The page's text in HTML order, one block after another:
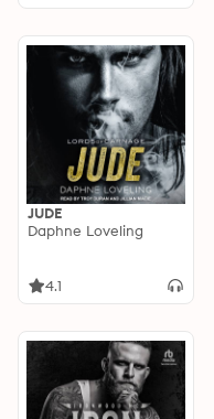
JUDE
Daphne Loveling
4.1